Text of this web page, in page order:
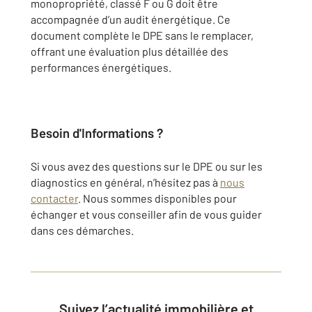
monopropriété, classé F ou G doit être
accompagnée d’un audit énergétique. Ce
document complète le DPE sans le remplacer,
offrant une évaluation plus détaillée des
performances énergétiques.
Besoin d'Informations ?
Si vous avez des questions sur le DPE ou sur les
diagnostics en général, n’hésitez pas à nous
contacter. Nous sommes disponibles pour
échanger et vous conseiller afin de vous guider
dans ces démarches.
Suivez l’actualité immobilière et